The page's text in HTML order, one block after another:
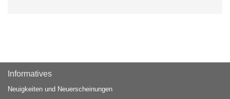
Informatives
Neuigkeiten und Neuerscheinungen